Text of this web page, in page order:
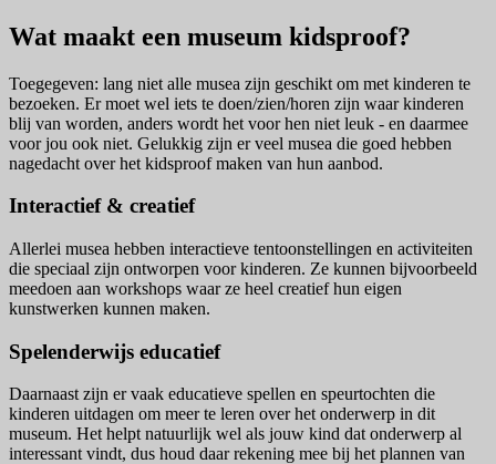
Wat maakt een museum kidsproof?
Toegegeven: lang niet alle musea zijn geschikt om met kinderen te
bezoeken. Er moet wel iets te doen/zien/horen zijn waar kinderen
blij van worden, anders wordt het voor hen niet leuk - en daarmee
voor jou ook niet. Gelukkig zijn er veel musea die goed hebben
nagedacht over het kidsproof maken van hun aanbod.
Interactief & creatief
Allerlei musea hebben interactieve tentoonstellingen en activiteiten
die speciaal zijn ontworpen voor kinderen. Ze kunnen bijvoorbeeld
meedoen aan workshops waar ze heel creatief hun eigen
kunstwerken kunnen maken.
Spelenderwijs educatief
Daarnaast zijn er vaak educatieve spellen en speurtochten die
kinderen uitdagen om meer te leren over het onderwerp in dit
museum. Het helpt natuurlijk wel als jouw kind dat onderwerp al
interessant vindt, dus houd daar rekening mee bij het plannen van